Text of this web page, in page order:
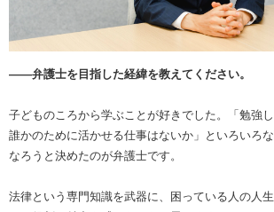
――弁護士を目指した経緯を教えてください。
子どものころから学ぶことが好きでした。「勉強
誰かのために活かせる仕事はないか」といろいろな
なろうと決めたのが弁護士です。
法律という専門知識を武器に、困っている人の人生